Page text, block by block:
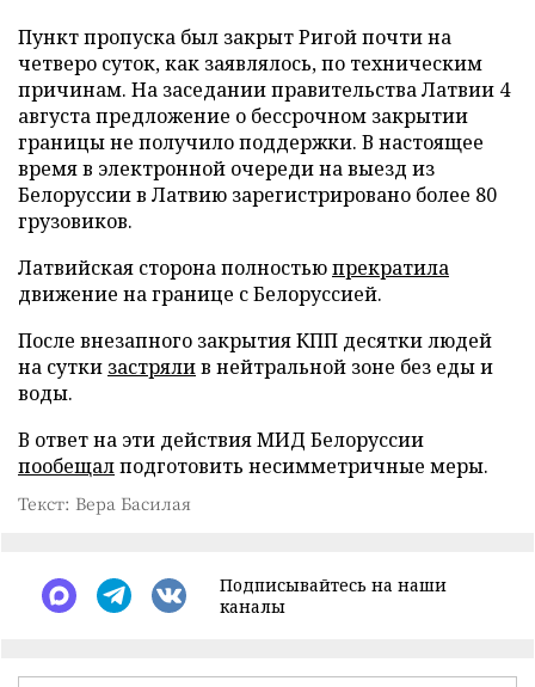
Пункт пропуска был закрыт Ригой почти на
четверо суток, как заявлялось, по техническим
причинам. На заседании правительства Латвии 4
августа предложение о бессрочном закрытии
границы не получило поддержки. В настоящее
время в электронной очереди на выезд из
Белоруссии в Латвию зарегистрировано более 80
грузовиков.
Латвийская сторона полностьюпрекратила
движение на границе с Белоруссией.
После внезапного закрытия КПП десятки людей
на сутки застрялив нейтральной зоне без еды и
воды.
В ответ на эти действия МИД Белоруссии
пообещалподготовить несимметричные меры.
Текст: Вера Басилая
Подписывайтесь на наши
каналы